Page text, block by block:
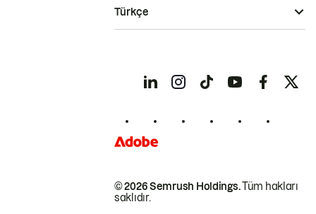
© 2026 Semrush Holdings.Tüm hakları
saklıdır.
Türkçe